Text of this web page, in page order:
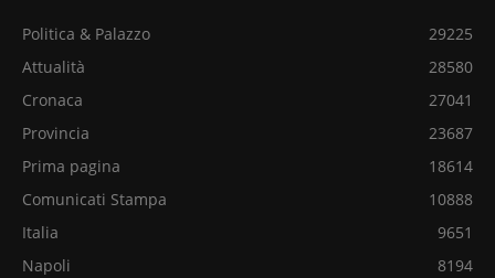
Politica & Palazzo
29225
Attualità
28580
Cronaca
27041
Provincia
23687
Prima pagina
18614
Comunicati Stampa
10888
Italia
9651
Napoli
8194